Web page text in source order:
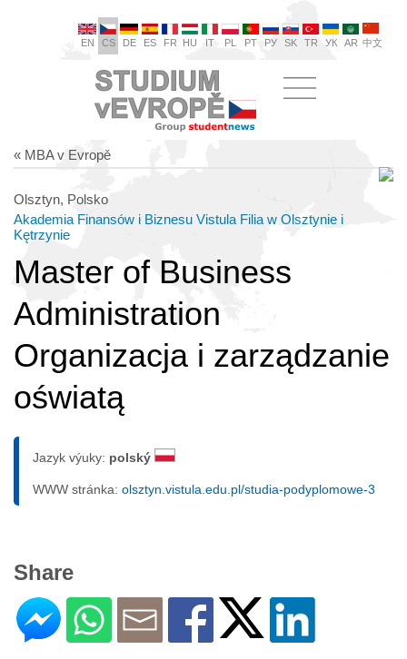
EN CS DE ES FR HU IT PL PT РУ SK TR УК AR 中文
« MBA v Evropě
Olsztyn, Polsko
Akademia Finansów i Biznesu Vistula Filia w Olsztynie i
Kętrzynie
Master of Business
Administration
Organizacja i zarządzanie
oświatą
Jazyk výuky: polský
WWW stránka: olsztyn.vistula.edu.pl/studia-podyplomowe-3
Share